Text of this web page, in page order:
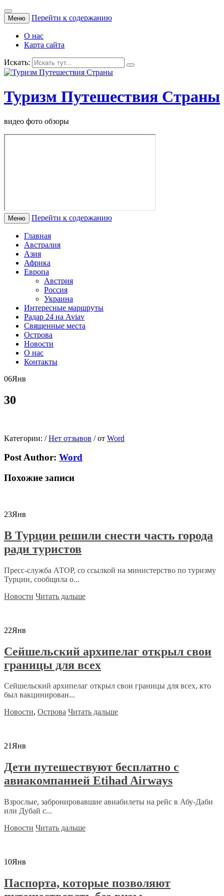
Меню Перейти к содержанию
О нас
Карта сайта
Искать:
Туризм Путешествия Страны
видео фото обзоры
Меню Перейти к содержанию
Главная
Австралия
Азия
Африка
Европа
Австрия
Россия
Украина
Интересные маршруты
Радар 24 на Aviav
Священные места
Острова
Новости
О нас
Контакты
06Янв
30
Категории: / Нет отзывов /от Word
Post Author: Word
Похожие записи
23Янв
В Турции решили снести часть города
ради туристов
Пресс-служба АТОР, со ссылкой на министерство по туризму
Турции, сообщила о...
Новости Читать дальше
22Янв
Сейшельский архипелаг открыл свои
границы для всех
Сейшельский архипелаг открыл свои границы для всех, кто
был вакцинирован...
Новости, Острова Читать дальше
21Янв
Дети путешествуют бесплатно с
авиакомпанией Etihad Airways
Взрослые, забронировавшие авиабилеты на рейс в Абу-Даби
или Дубай с...
Новости Читать дальше
10Янв
Паспорта, которые позволяют